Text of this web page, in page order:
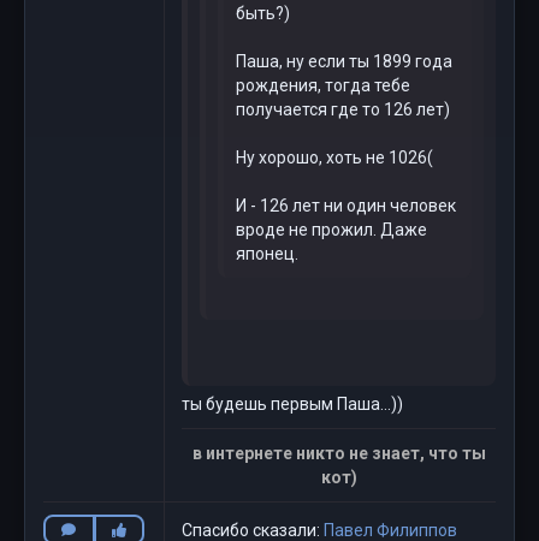
быть?)
Паша, ну если ты 1899 года
рождения, тогда тебе
получается где то 126 лет)
Ну хорошо, хоть не 1026(
И - 126 лет ни один человек
вроде не прожил. Даже
японец.
ты будешь первым Паша...))
в интернете никто не знает, что ты
кот)
Спасибо сказали: Павел Филиппов